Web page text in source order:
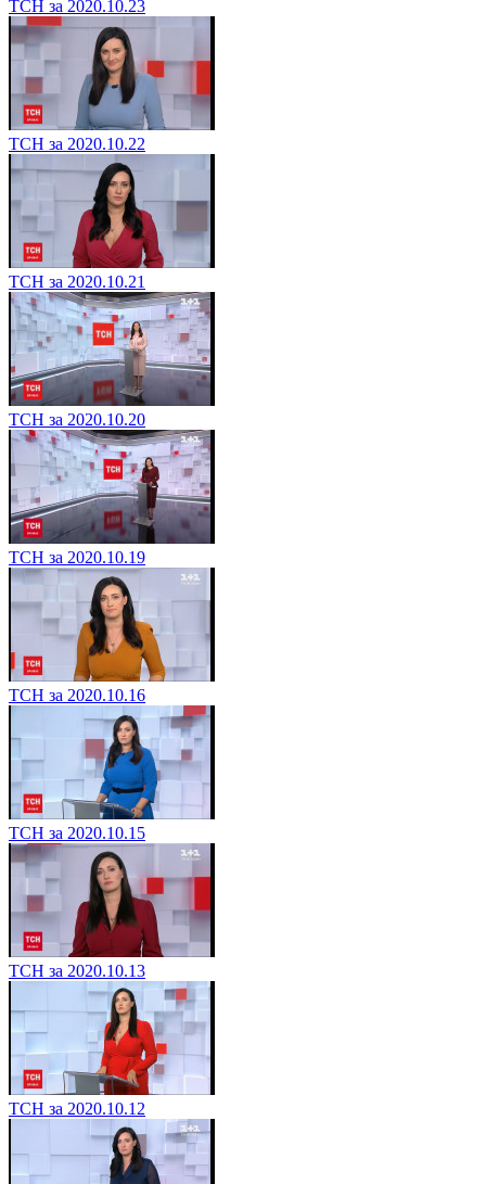
ТСН за 2020.10.23
ТСН за 2020.10.22
ТСН за 2020.10.21
ТСН за 2020.10.20
ТСН за 2020.10.19
ТСН за 2020.10.16
ТСН за 2020.10.15
ТСН за 2020.10.13
ТСН за 2020.10.12